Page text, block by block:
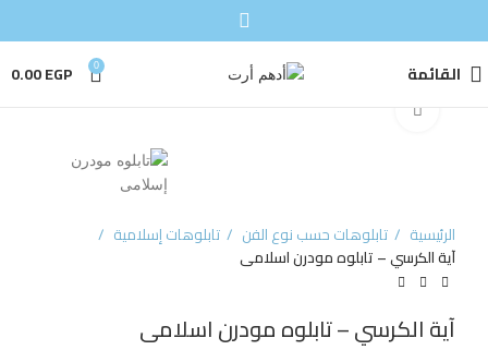
القائمة 0
0.00EGP
الرئيسية تابلوهات حسب نوع الفن
تابلوهات إسلامية
آية الكرسي – تابلوه مودرن اسلامى
آية الكرسي – تابلوه مودرن اسلامى